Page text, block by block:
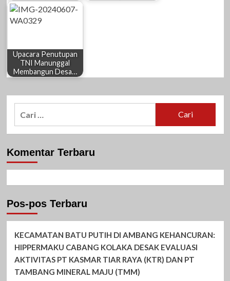
Upacara Penutupan
TNI Manunggal
Membangun Desa…
Komentar Terbaru
Pos-pos Terbaru
KECAMATAN BATU PUTIH DI AMBANG KEHANCURAN:
HIPPERMAKU CABANG KOLAKA DESAK EVALUASI
AKTIVITAS PT KASMAR TIAR RAYA (KTR) DAN PT
TAMBANG MINERAL MAJU (TMM)